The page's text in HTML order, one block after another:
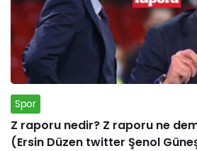
Spor
Z raporu nedir? Z raporu ne
(Ersin Düzen twitter Şenol